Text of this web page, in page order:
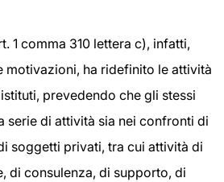
1 comma 310 lettera c), infatti,
motivazioni, ha ridefinito le attività
prevedendo che gli stessi
serie di attività sia nei confronti di
soggetti privati, tra cui attività di
di consulenza, di supporto, di